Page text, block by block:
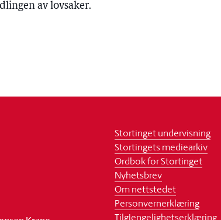
av lovsaker.
Stortinget undervisning
Stortingets mediearkiv
Ordbok for Stortinget
Nyhetsbrev
Om nettstedet
Personvernerklæring
Tilgjengelighetserklæring